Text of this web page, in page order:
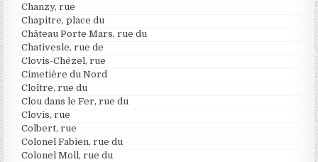
Chanzy, rue
Chapitre, place du
Château Porte Mars, rue du
Chativesle, rue de
Clovis-Chézel, rue
Cimetière du Nord
Cloître, rue du
Clou dans le Fer, rue du
Clovis, rue
Colbert, rue
Colonel Fabien, rue du
Colonel Moll, rue du